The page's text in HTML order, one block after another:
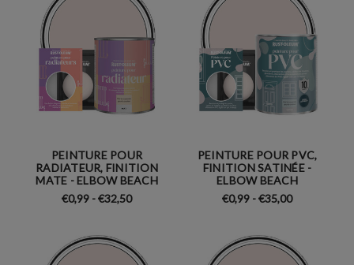
PEINTURE POUR
RADIATEUR, FINITION
MATE - ELBOW BEACH
€0,99 - €32,50
PEINTURE POUR PVC,
FINITION SATINÉE -
ELBOW BEACH
€0,99 - €35,00